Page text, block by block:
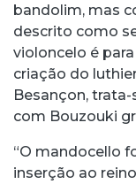
bandolim, mas
descrito como
violoncelo é
criação do
Besançon,
com Bouzouki
“O mandocello
inserção ao